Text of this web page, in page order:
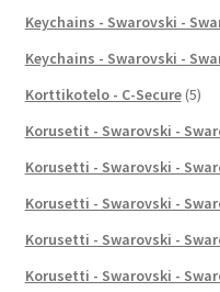
Keychains - Swarovski -
Keychains - Swarovski -
Korttikotelo - C-Secure (5)
Korusetit - Swarovski -
Korusetti - Swarovski -
Korusetti - Swarovski -
Korusetti - Swarovski -
Korusetti - Swarovski -